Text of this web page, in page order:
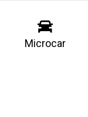
Microcar